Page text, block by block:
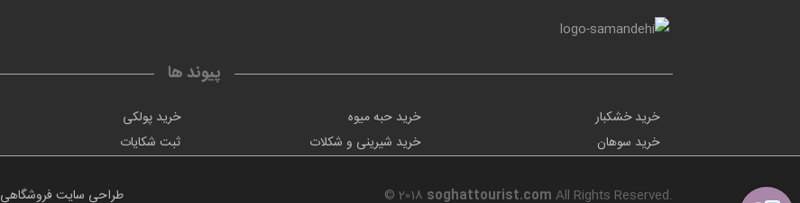
پیوند ها
خرید خشکبار خرید حبه میوه خرید پولکی
خرید سوهان
خرید شیرینی و شکلات ثبت شکایات
© 2018 soghattourist.com All Rights Reserved. طراحی سایت فروشگاهی